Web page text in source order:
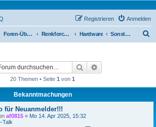
Anmelden
Registrieren
Foren-Übersicht Renkforce RF500 Forum Hardware Sonstiges
Suche
20 Themen • Seite 1 von 1
Bekanntmachungen
für Neuanmelder!!!
af0815 « Mo 14. Apr 2025, 15:32
Talk